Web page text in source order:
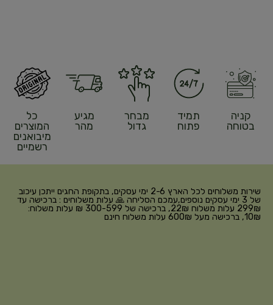
קניה
בטוחה
תמיד
פתוח
מבחר
גדול
מגיע
מהר
כל
המוצרים
מיבואנים
רשמיים
שירות משלוחים לכל הארץ 2-6 ימי עסקים, בתקופת החגים ייתכן עיכוב
של 3 ימי עסקים נוספים,עמכם הסליחה 🙏 עלות משלוחים : ברכישה עד
299₪ עלות משלוח 22₪, ברכישה של 300-599 ₪ עלות משלוח:
10₪, ברכישה מעל 600₪ עלות משלוח חינם